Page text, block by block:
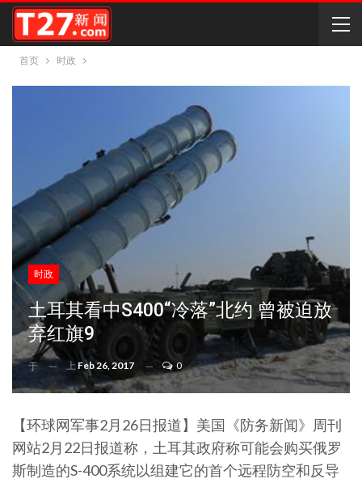
首页 时政
时政
土耳其看中S400“冷落”北约 曾被迫放
弃红旗9
于 上 Feb 26, 2017 0
【环球网军事2月26日报道】美国《防务新闻》周刊
网站2月22日报道称，土耳其政府称可能会购买俄罗
斯制造的S-400系统以组建它的首个远程防空和反导